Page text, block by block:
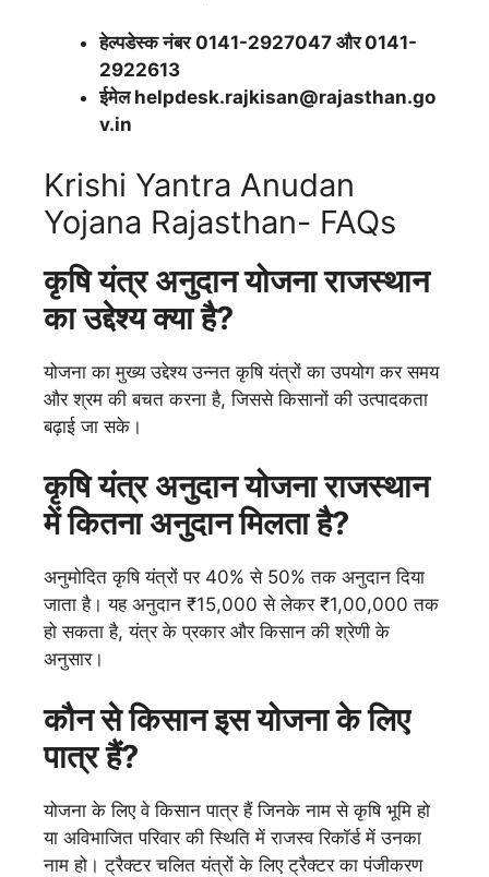
हेल्पडेस्क नंबर 0141-2927047 और 0141-
2922613
ईमेल helpdesk.rajkisan@rajasthan.go
v.in
Krishi Yantra Anudan
Yojana Rajasthan- FAQs
कृषि यंत्र अनुदान योजना राजस्थान
का उद्देश्य क्या है?
योजना का मुख्य उद्देश्य उन्नत कृषि यंत्रों का उपयोग कर समय
और श्रम की बचत करना है, जिससे किसानों की उत्पादकता
बढ़ाई जा सके।
कृषि यंत्र अनुदान योजना राजस्थान
में कितना अनुदान मिलता है?
अनुमोदित कृषि यंत्रों पर 40% से 50% तक अनुदान दिया
जाता है। यह अनुदान ₹15,000 से लेकर ₹1,00,000 तक
हो सकता है, यंत्र के प्रकार और किसान की श्रेणी के
अनुसार।
कौन से किसान इस योजना के लिए
पात्र हैं?
योजना के लिए वे किसान पात्र हैं जिनके नाम से कृषि भूमि हो
या अविभाजित परिवार की स्थिति में राजस्व रिकॉर्ड में उनका
नाम हो। ट्रैक्टर चलित यंत्रों के लिए ट्रैक्टर का पंजीकरण